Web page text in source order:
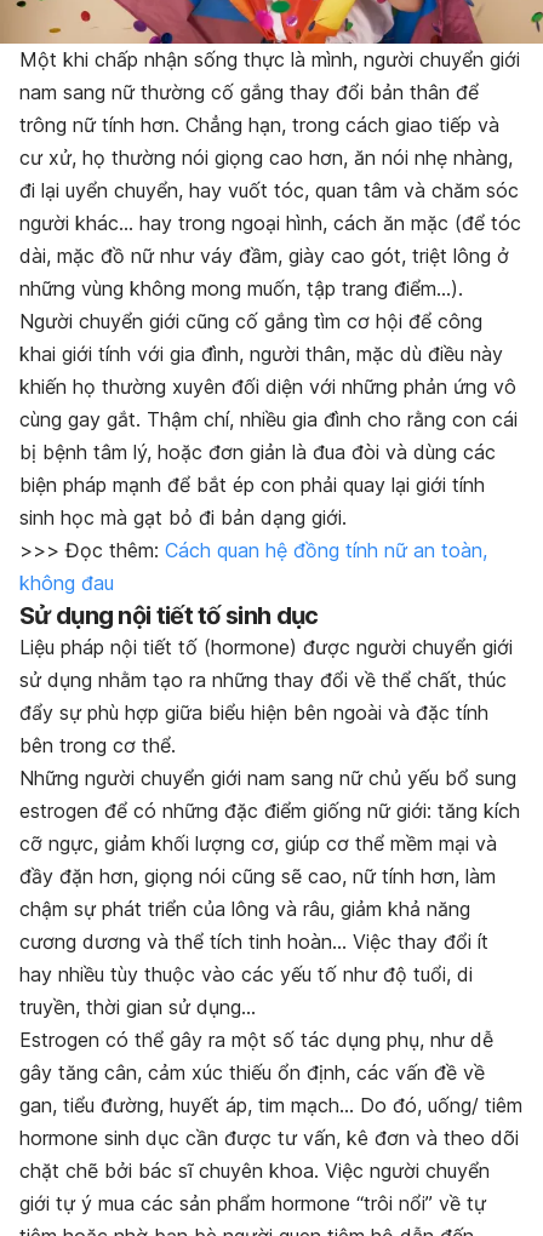
Một khi chấp nhận sống thực là mình, người chuyển giới
nam sang nữ thường cố gắng thay đổi bản thân để
trông nữ tính hơn. Chẳng hạn, trong cách giao tiếp và
cư xử, họ thường nói giọng cao hơn, ăn nói nhẹ nhàng,
đi lại uyển chuyển, hay vuốt tóc, quan tâm và chăm sóc
người khác… hay trong ngoại hình, cách ăn mặc (để tóc
dài, mặc đồ nữ như váy đầm, giày cao gót, triệt lông ở
những vùng không mong muốn, tập trang điểm…).
Người chuyển giới cũng cố gắng tìm cơ hội để công
khai giới tính với gia đình, người thân, mặc dù điều này
khiến họ thường xuyên đối diện với những phản ứng vô
cùng gay gắt. Thậm chí, nhiều gia đình cho rằng con cái
bị bệnh tâm lý, hoặc đơn giản là đua đòi và dùng các
biện pháp mạnh để bắt ép con phải quay lại giới tính
sinh học mà gạt bỏ đi bản dạng giới.
>>> Đọc thêm: Cách quan hệ đồng tính nữ an toàn,
không đau
Sử dụng nội tiết tố sinh dục
Liệu pháp nội tiết tố (hormone) được người chuyển giới
sử dụng nhằm tạo ra những thay đổi về thể chất, thúc
đẩy sự phù hợp giữa biểu hiện bên ngoài và đặc tính
bên trong cơ thể.
Những người chuyển giới nam sang nữ chủ yếu bổ sung
estrogen để có những đặc điểm giống nữ giới: tăng kích
cỡ ngực, giảm khối lượng cơ, giúp cơ thể mềm mại và
đầy đặn hơn, giọng nói cũng sẽ cao, nữ tính hơn, làm
chậm sự phát triển của lông và râu, giảm khả năng
cương dương và thể tích tinh hoàn… Việc thay đổi ít
hay nhiều tùy thuộc vào các yếu tố như độ tuổi, di
truyền, thời gian sử dụng…
Estrogen có thể gây ra một số tác dụng phụ, như dễ
gây tăng cân, cảm xúc thiếu ổn định, các vấn đề về
gan, tiểu đường, huyết áp, tim mạch… Do đó, uống/ tiêm
hormone sinh dục cần được tư vấn, kê đơn và theo dõi
chặt chẽ bởi bác sĩ chuyên khoa. Việc người chuyển
giới tự ý mua các sản phẩm hormone “trôi nổi” về tự